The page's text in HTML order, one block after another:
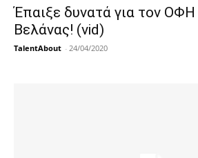
Έπαιξε δυνατά για τον ΟΦΗ
Βελάνας! (vid)
TalentAbout - 24/04/2020